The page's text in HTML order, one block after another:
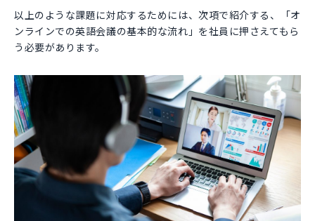
以上のような課題に対応するためには、次項で紹介する、「オ
ンラインでの英語会議の基本的な流れ」を社員に押さえてもら
う必要があります。